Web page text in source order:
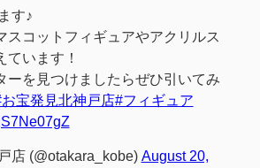
す♪
スコットフィギュアやアクリルス
ています！
ーを見つけましたらぜひ引いてみ
宝発見北神戸店#フィギュア
店 (@otakara_kobe) August 20,